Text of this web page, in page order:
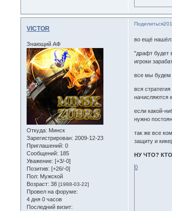
Поделиться
VICTOR
Знающий АФ
Откуда: Минск
Зарегистрирован: 2009-12-23
Приглашений: 0
Сообщений: 185
Уважение: [+3/-0]
Позитив: [+26/-0]
Пол: Мужской
Возраст: 38[1988-03-22]
Провел на форуме:
4 дня 0 часов
Последний визит:
во ещё нашёл:
"драфт будет
игроки
все мы будем
вся
начисляются
если какой-
нужно
так же все
защиту и
НУ ЧТО?
0